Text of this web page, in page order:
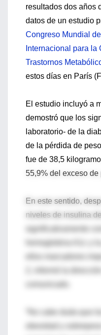
resultados dos años
datos de un estudio
Congreso Mundial
Internacional para
Trastornos
estos días en París
El estudio incluyó a
demostró que los
laboratorio- de la
de la pérdida de
fue de 38,5
55,9% del exceso de
En este sentido,
niveles de insulina
significativamente
hemoglobina A1c y
ellos marcadores
2, informó la